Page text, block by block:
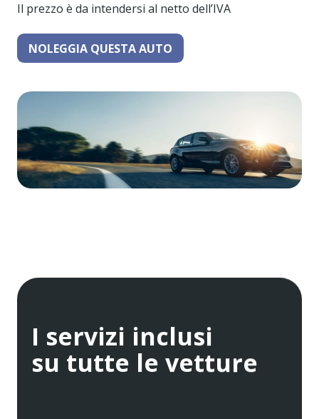
Il prezzo è da intendersi al netto dell’IVA
NOLEGGIA QUESTA AUTO
I servizi inclusi
su tutte le vetture